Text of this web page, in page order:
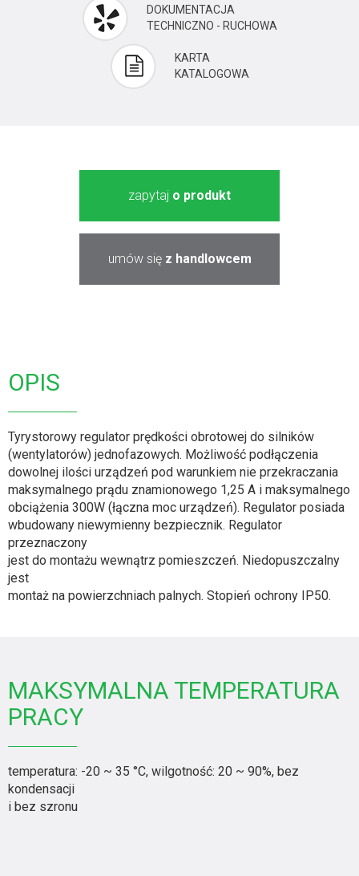
DOKUMENTACJA
TECHNICZNO - RUCHOWA
KARTA
KATALOGOWA
zapytaj o produkt
umów się z handlowcem
OPIS
Tyrystorowy regulator prędkości obrotowej do silników
(wentylatorów) jednofazowych. Możliwość podłączenia
dowolnej ilości urządzeń pod warunkiem nie przekraczania
maksymalnego prądu znamionowego 1,25 A i maksymalnego
obciążenia 300W (łączna moc urządzeń). Regulator posiada
wbudowany niewymienny bezpiecznik. Regulator
przeznaczony
jest do montażu wewnątrz pomieszczeń. Niedopuszczalny
jest
montaż na powierzchniach palnych. Stopień ochrony IP50.
MAKSYMALNA TEMPERATURA
PRACY
temperatura: -20 ~ 35 °C, wilgotność: 20 ~ 90%, bez
kondensacji
i bez szronu